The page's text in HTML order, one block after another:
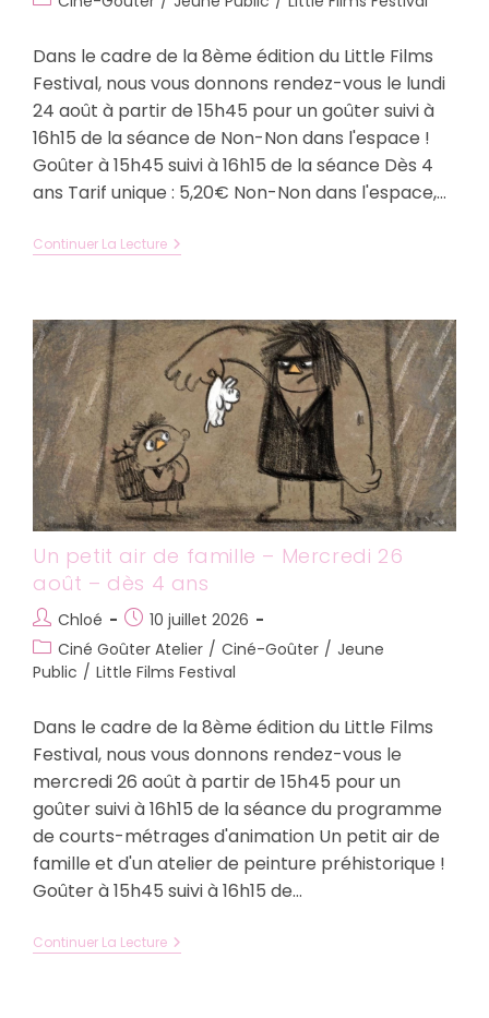
Dans le cadre de la 8ème édition du Little Films
Festival, nous vous donnons rendez-vous le lundi
24 août à partir de 15h45 pour un goûter suivi à
16h15 de la séance de Non-Non dans l'espace !
Goûter à 15h45 suivi à 16h15 de la séance Dès 4
ans Tarif unique : 5,20€ Non-Non dans l'espace,…
Continuer La LectureNon-
Non
Lundi
24
Août
–
4
Ans
Un petit air de famille – Mercredi 26
août – dès 4 ans
Auteur/autrice
de
la
publication :
Chloé
Publication
publiée :
10 juillet 2026
Post
category:
Ciné Goûter Atelier / Ciné-Goûter / Jeune
Public / Little Films Festival
Dans le cadre de la 8ème édition du Little Films
Festival, nous vous donnons rendez-vous le
mercredi 26 août à partir de 15h45 pour un
goûter suivi à 16h15 de la séance du programme
de courts-métrages d'animation Un petit air de
famille et d'un atelier de peinture préhistorique !
Goûter à 15h45 suivi à 16h15 de…
Continuer La LectureUn
Petit